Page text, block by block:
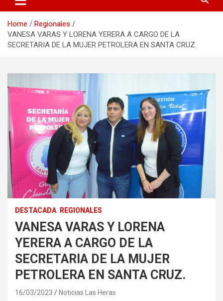
Home
Regionales
VANESA VARAS Y LORENA YERERA A CARGO DE LA
SECRETARIA DE LA MUJER PETROLERA EN SANTA CRUZ.
DESTACADA REGIONALES
VANESA VARAS Y LORENA
YERERA A CARGO DE LA
SECRETARIA DE LA MUJER
PETROLERA EN SANTA CRUZ.
16/03/2023 Noticias Las Heras